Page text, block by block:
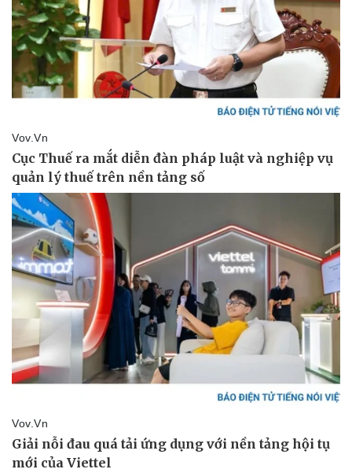
Doanh nhân
Vì cộng đồng
Trải nghiệm
Chuyển đổi số